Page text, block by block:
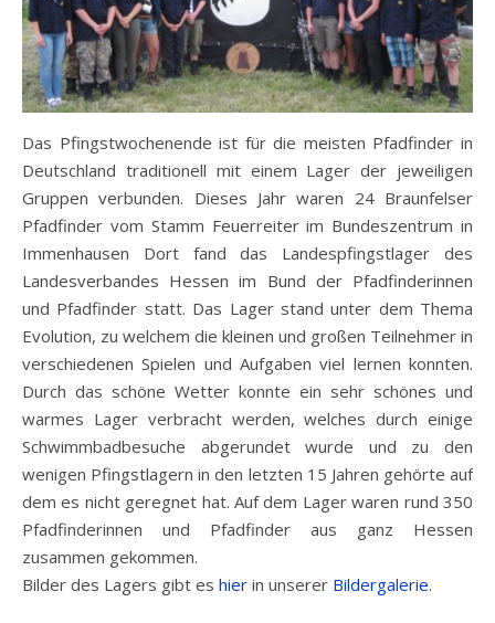
Das Pfingstwochenende ist für die meisten Pfadfinder in
Deutschland traditionell mit einem Lager der jeweiligen
Gruppen verbunden. Dieses Jahr waren 24 Braunfelser
Pfadfinder vom Stamm Feuerreiter im Bundeszentrum in
Immenhausen Dort fand das Landespfingstlager des
Landesverbandes Hessen im Bund der Pfadfinderinnen
und Pfadfinder statt. Das Lager stand unter dem Thema
Evolution, zu welchem die kleinen und großen Teilnehmer in
verschiedenen Spielen und Aufgaben viel lernen konnten.
Durch das schöne Wetter konnte ein sehr schönes und
warmes Lager verbracht werden, welches durch einige
Schwimmbadbesuche abgerundet wurde und zu den
wenigen Pfingstlagern in den letzten 15 Jahren gehörte auf
dem es nicht geregnet hat. Auf dem Lager waren rund 350
Pfadfinderinnen und Pfadfinder aus ganz Hessen
zusammen gekommen.
Bilder des Lagers gibt es hier in unserer Bildergalerie.